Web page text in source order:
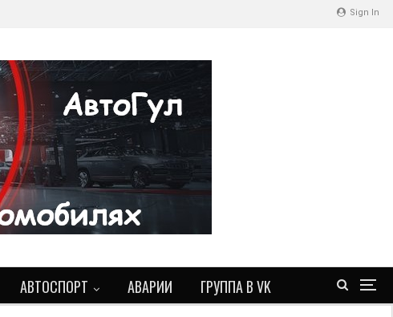
Sign In
АВТОСПОРТ АВАРИИ ГРУППА В VK